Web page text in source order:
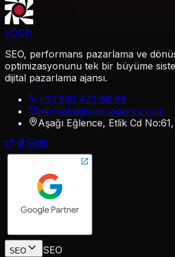
VOON
SEO, performans pazarlama ve
optimizasyonunu tek bir büyüme
dijital pazarlama ajansı.
+90 536 472 86 66
merhaba@voonagency.com
Aşağı Eğlence, Etlik Cd
SEO
SEO